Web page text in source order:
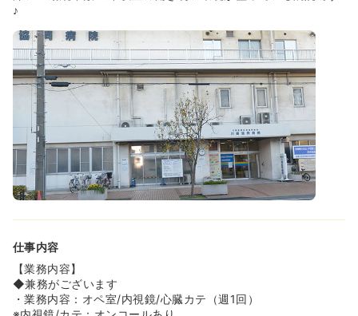
♪
仕事内容
【業務内容】
◆兼務がございます
・業務内容：オペ室/内視鏡/心臓カテ（週1回）